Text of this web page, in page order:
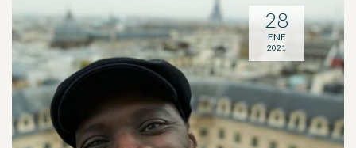
28
ENE
2021